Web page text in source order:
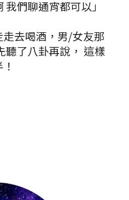
們聊通宵都可以」
去喝酒，男/女友那
聽了八卦再說， 這樣